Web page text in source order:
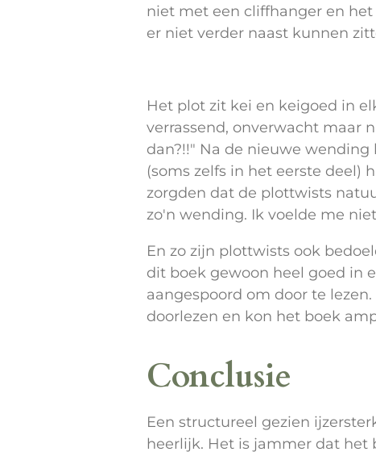
niet met een cliffhanger en
er niet verder naast kunnen
Het plot zit kei en keigoed in
verrassend, onverwacht maar
dan?!!" Na de nieuwe
(soms zelfs in het eerste deel)
zorgden dat de plottwists
zo'n wending. Ik voelde me
En zo zijn plottwists ook
dit boek gewoon heel goed in
aangespoord om door te
doorlezen en kon het boek
Conclusie
Een structureel gezien
heerlijk. Het is jammer dat het